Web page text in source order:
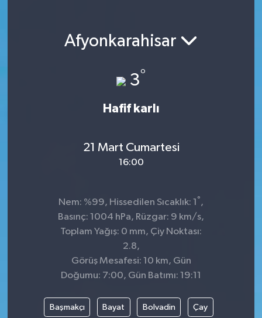
Afyonkarahisar
3°
Hafif karlı
21 Mart Cumartesi
16:00
Nem: %99, Hissedilen Sıcaklık: 1 ° ,
Basınç: 1004 hPa, Rüzgar: 9 km/s,
Toplam Yağış: 0 mm, Çiy Noktası:
2.8,
Görüş Mesafesi: 10 km, Gün
Doğumu: 7:00, Gün Batımı: 19:11
Başmakçı Bayat Bolvadin Çay
KARLIOVA
SOLHAN
YAYLADERE
YEDİSU
Haber Arşivi